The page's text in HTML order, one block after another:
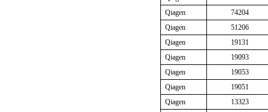
Qiagen
74204
Qiagen
51206
Qiagen
19131
Qiagen
19093
Qiagen
19053
Qiagen
19051
Qiagen
13323